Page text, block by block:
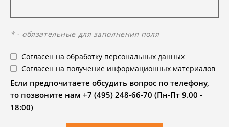
* - обязательные для заполнения поля
Согласен на обработку персональных данных
Согласен на получение информационных материалов
Если предпочитаете обсудить вопрос по телефону,
то позвоните нам +7 (495) 248-66-70 (Пн-Пт 9.00 -
18:00)